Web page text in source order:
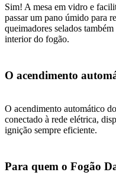
Sim! A mesa em vidro e
passar um pano úmido para
queimadores selados
interior do fogão.
O acendimento
O acendimento automático
conectado à rede elétrica,
ignição sempre eficiente.
Para quem o Fogão